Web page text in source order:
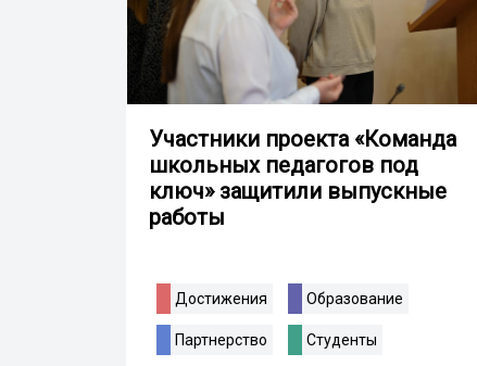
Участники проекта «‎Команда
школьных педагогов под
ключ»‎ защитили выпускные
работы
Достижения Образование
Партнерство Студенты